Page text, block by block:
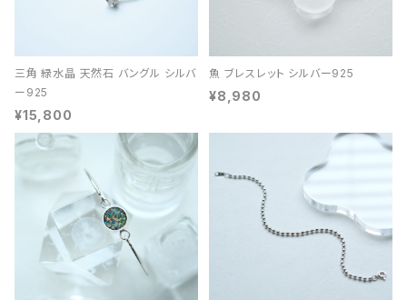
三角 緑水晶 天然石 バングル シルバ
ー925
¥15,800
魚 ブレスレット シルバー925
¥8,980